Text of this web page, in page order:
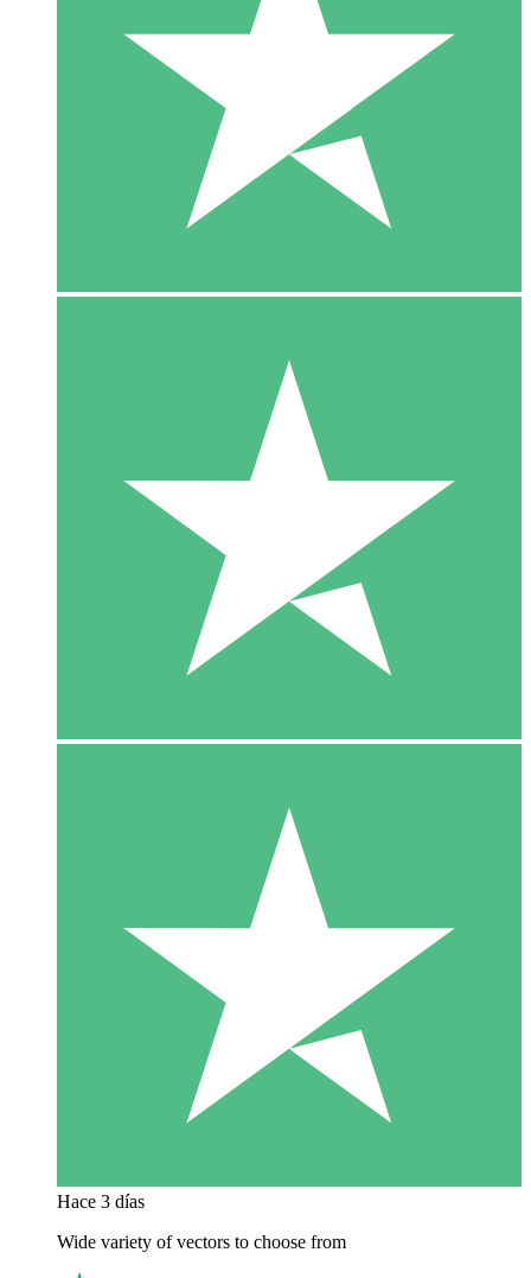
Hace 3 días
Wide variety of vectors to choose from